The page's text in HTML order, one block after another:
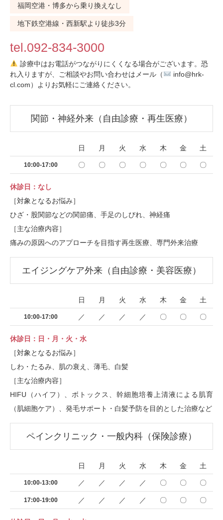
福岡空港・博多から乗り換えなし
地下鉄空港線・西新駅より徒歩3分
tel.092-834-3000
診療中はお電話がつながりにくくなる場合がございます。恐
れ入りますが、ご相談やお問い合わせはメール（
info@hrk-
cl.com）よりお気軽にご連絡ください。
関節・神経外来（自由診療・再生医療）
日 月 火 水 木 金 土
10:00-17:00 〇 〇 〇 〇 〇 〇 〇
休診日：なし
［対象となるお悩み］
ひざ・股関節などの関節痛、手足のしびれ、神経痛
［主な治療内容］
痛みの原因へのアプローチを目指す再生医療、専門外来治療
エイジングケア外来（自由診療・美容医療）
日 月 火 水 木 金 土
10:00-17:00 ／ ／ ／ ／ 〇 〇 〇
休診日：日・月・火・水
［対象となるお悩み］
しわ・たるみ、肌の衰え、薄毛、白髪
［主な治療内容］
HIFU（ハイフ）、ボトックス、幹細胞培養上清液による肌育
（肌細胞ケア）、発毛サポート・白髪予防を目的とした治療など
ペインクリニック・一般内科（保険診療）
日 月 火 水 木 金 土
10:00-13:00 ／ ／ ／ ／ 〇 〇 〇
17:00-19:00 ／ ／ ／ ／ 〇 〇 〇